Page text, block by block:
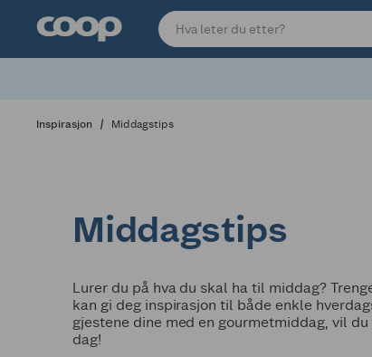
Inspirasjon Middagstips
Middagstips
Lurer du på hva du skal ha til middag?
kan gi deg inspirasjon til både enkle
gjestene dine med en gourmetmiddag, vil
dag!